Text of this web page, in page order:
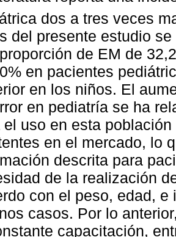
dos a tres veces
del presente estudio
de EM de
en pacientes
en los niños. El
en pediatría se ha
el uso en esta
en el mercado, lo
descrita para
de la realización
con el peso, edad,
casos. Por lo
capacitación,